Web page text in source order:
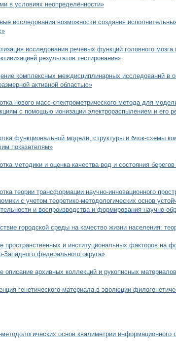
в условиях неопределённости»
исследования возможности создания
исследования речевых функций головного
результатов тестирования»
комплексных междисциплинарных исследований в
активной областью»
нового масс-спектрометрического метода для
с помощью ионизации электрораспылением и его
функциональной модели, структуры и блок-схемы
показателям»
методики и оценка качества вод и состояния
теории трансформации научно-инновационного
с учетом теоретико-методологических основ
и воспроизводства и формирования научно-
городской среды на качество жизни населения:
и институциональных факторов на
Западного федерального округа»
архивных коллекций и рукописных
генетического материала в эволюции
основ квалиметрии